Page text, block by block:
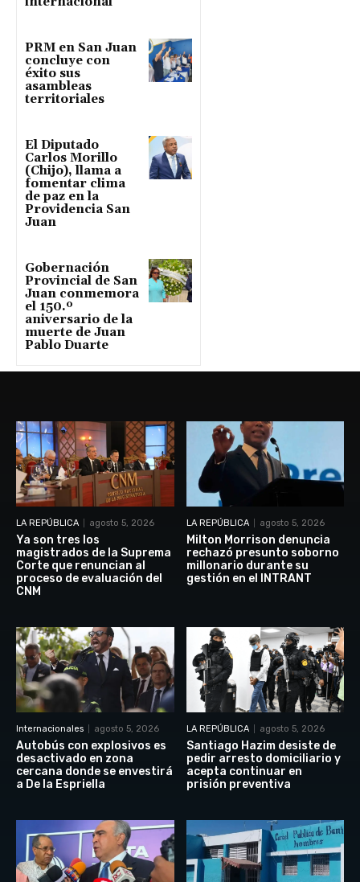
PRM en San Juan
concluye con
éxito sus
asambleas
territoriales
El Diputado
Carlos Morillo
(Chijo), llama a
fomentar clima
de paz en la
Providencia San
Juan
Gobernación
Provincial de San
Juan conmemora
el 150.º
aniversario de la
muerte de Juan
Pablo Duarte
LA REPÚBLICA agosto 5, 2026
Ya son tres los
magistrados de la Suprema
Corte que renuncian al
proceso de evaluación del
CNM
LA REPÚBLICA agosto 5, 2026
Milton Morrison denuncia
rechazó presunto soborno
millonario durante su
gestión en el INTRANT
Internacionales agosto 5, 2026
Autobús con explosivos es
desactivado en zona
cercana donde se envestirá
a De la Espriella
LA REPÚBLICA agosto 5, 2026
Santiago Hazim desiste de
pedir arresto domiciliario y
acepta continuar en
prisión preventiva